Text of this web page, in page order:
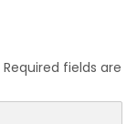
Required fields are